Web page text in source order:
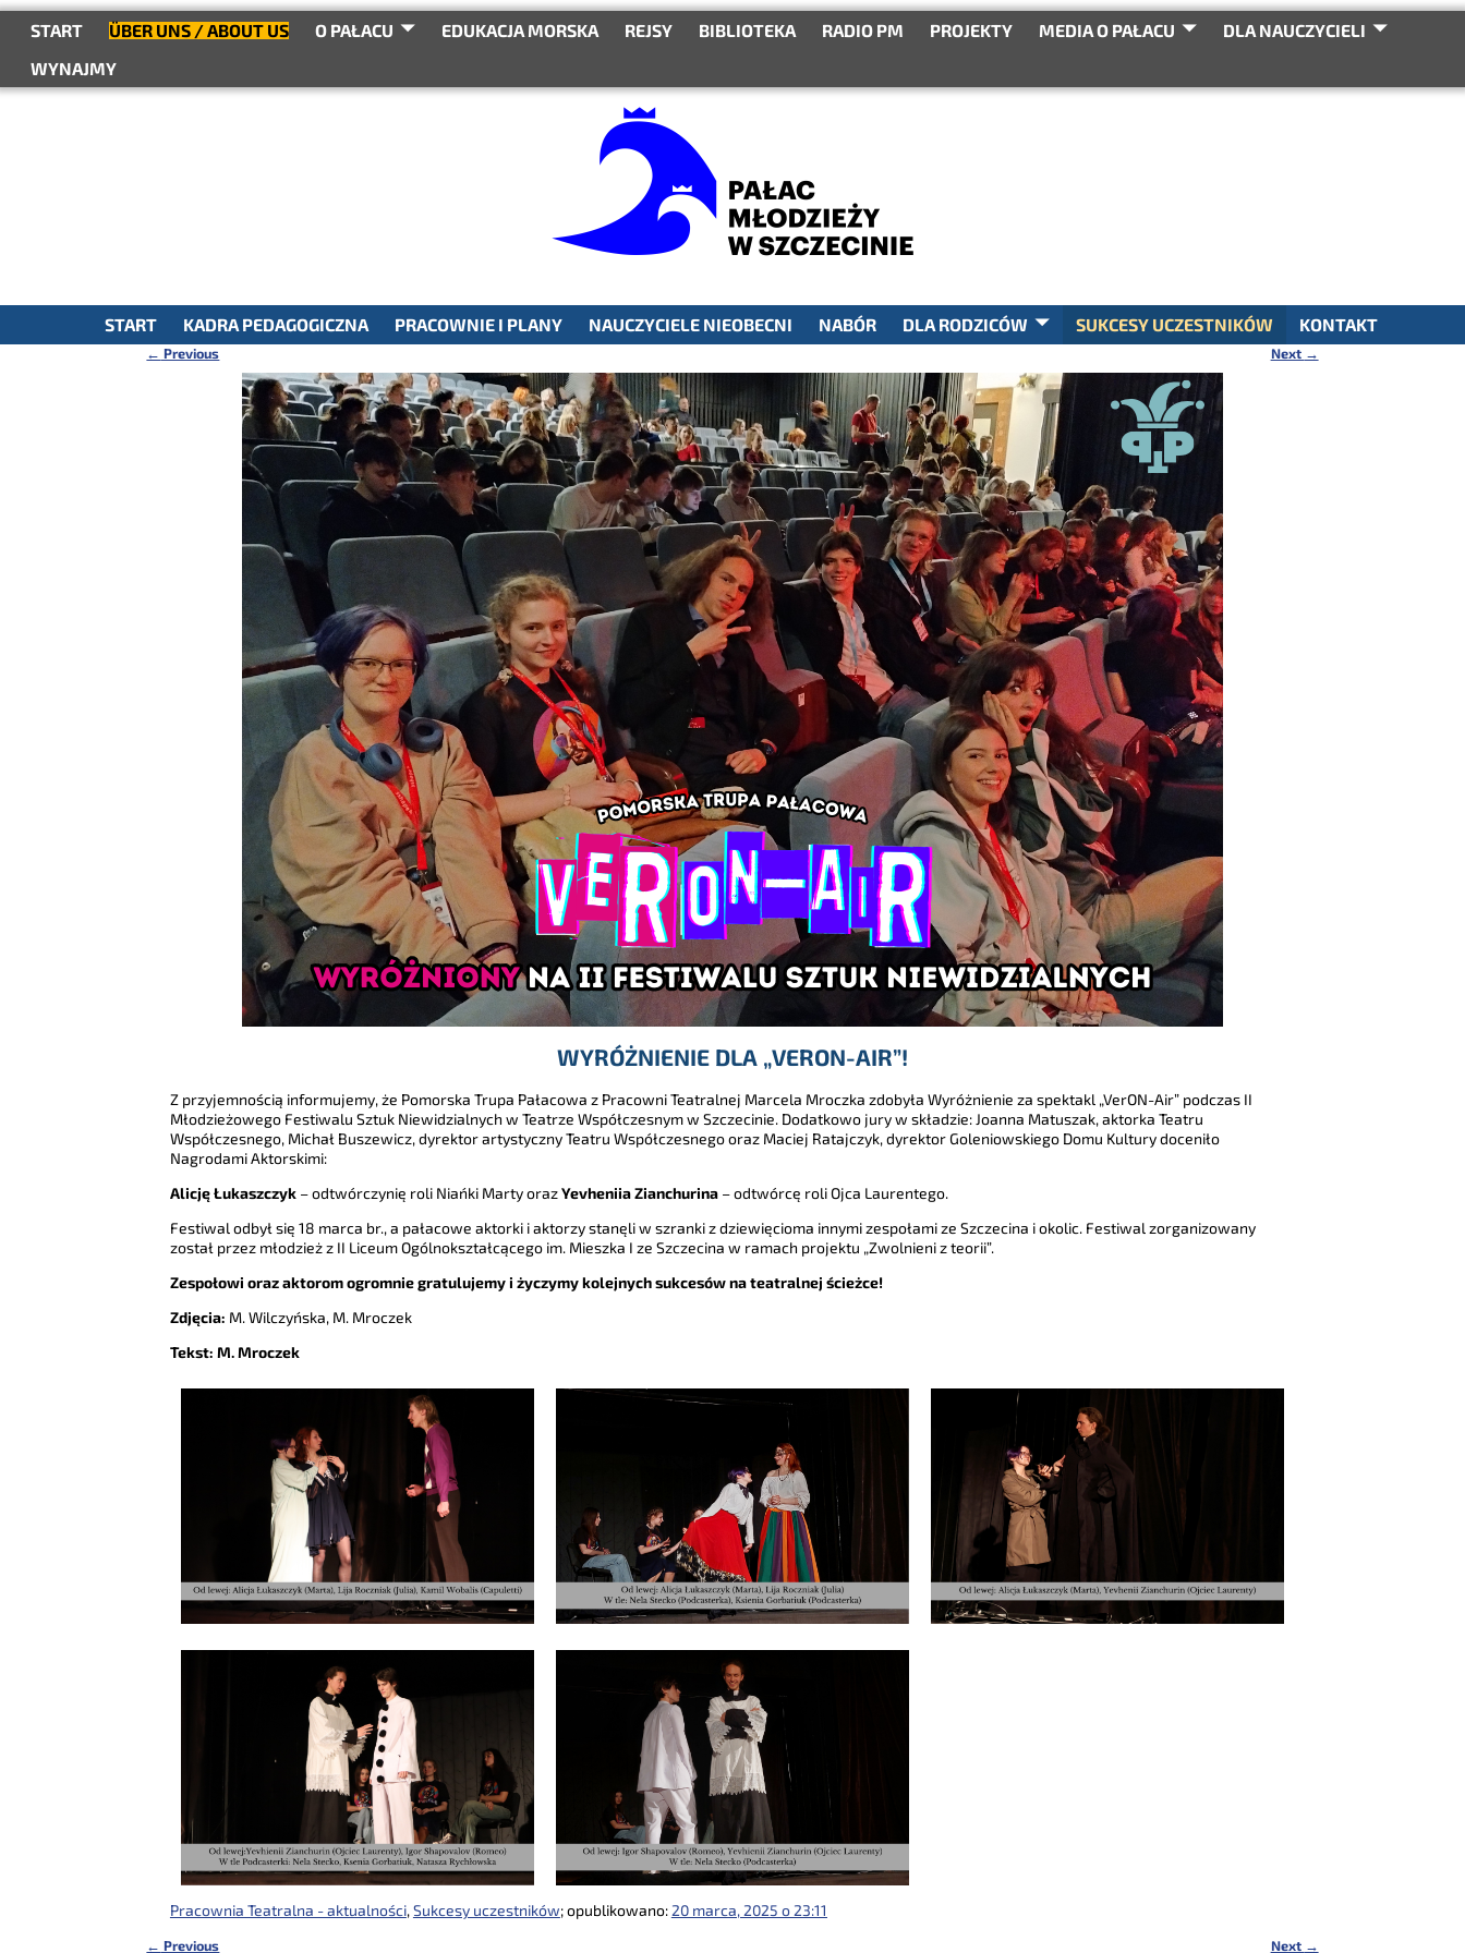
treściSTART ÜBER UNS / ABOUT US O PAŁACU EDUKACJA MORSKA REJSY BIBLIOTEKA RADIO PM PROJEKTY MEDIA O PAŁACU
DLA NAUCZYCIELI
WYNAJMY
SEARCH
START
KADRA PEDAGOGICZNA PRACOWNIE I PLANY NAUCZYCIELE NIEOBECNI NABÓR DLA RODZICÓW SUKCESY UCZESTNIKÓW KONTAKT
Nawigacja
← Previous Next →
WYRÓŻNIENIE DLA „VERON-AIR”!
Z przyjemnością informujemy, że Pomorska Trupa Pałacowa z Pracowni Teatralnej Marcela Mroczka zdobyła Wyróżnienie za spektakl „VerON-Air” podczas II
Młodzieżowego Festiwalu Sztuk Niewidzialnych w Teatrze Współczesnym w Szczecinie. Dodatkowo jury w składzie: Joanna Matuszak, aktorka Teatru
Współczesnego, Michał Buszewicz, dyrektor artystyczny Teatru Współczesnego oraz Maciej Ratajczyk, dyrektor Goleniowskiego Domu Kultury doceniło
Nagrodami Aktorskimi:
Alicję Łukaszczyk– odtwórczynię roli Niańki Marty orazYevheniia Zianchurina– odtwórcę roli Ojca Laurentego.
Festiwal odbył się 18 marca br., a pałacowe aktorki i aktorzy stanęli w szranki z dziewięcioma innymi zespołami ze Szczecina i okolic. Festiwal zorganizowany
został przez młodzież z II Liceum Ogólnokształcącego im. Mieszka I ze Szczecina w ramach projektu „Zwolnieni z teorii”.
Zespołowi oraz aktorom ogromnie gratulujemy i życzymy kolejnych sukcesów na teatralnej ścieżce!
Zdjęcia: M. Wilczyńska, M. Mroczek
Tekst: M. Mroczek
Pracownia Teatralna - aktualności,Sukcesy uczestników; opublikowano: 20 marca, 2025 o 23:11
← Previous Next →